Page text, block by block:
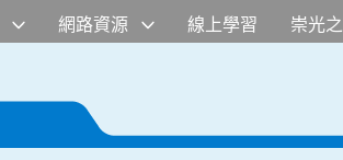
網路資源 線上學習 崇光